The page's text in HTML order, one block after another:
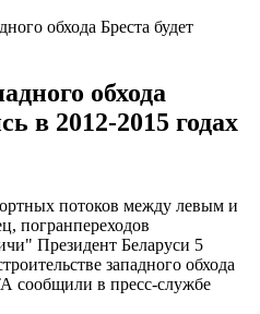
обхода Бреста будет
обхода
в 2012-2015 годах
потоков между левым и
погранпереходов
Президент Беларуси 5
западного обхода
сообщили в пресс-службе